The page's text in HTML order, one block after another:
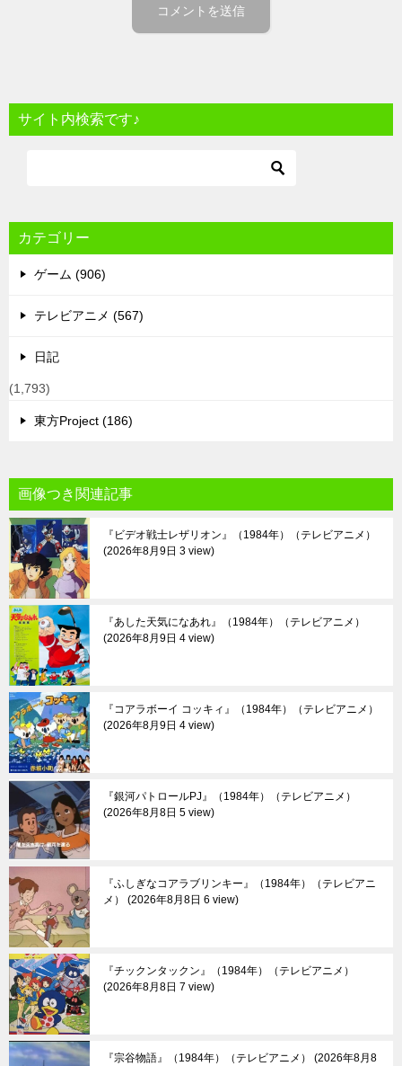
サイト内検索です♪
カテゴリー
ゲーム (906)
テレビアニメ (567)
日記
(1,793)
東方Project (186)
画像つき関連記事
『ビデオ戦士レザリオン』（1984年）（テレビアニメ）
2026年8月9日 3 view
『あした天気になあれ』（1984年）（テレビアニメ）
2026年8月9日 4 view
『コアラボーイ コッキィ』（1984年）（テレビアニメ）
2026年8月9日 4 view
『銀河パトロールPJ』（1984年）（テレビアニメ）
2026年8月8日 5 view
『ふしぎなコアラブリンキー』（1984年）（テレビアニ
メ）
2026年8月8日 6 view
『チックンタックン』（1984年）（テレビアニメ）
2026年8月8日 7 view
『宗谷物語』（1984年）（テレビアニメ）
2026年8月8